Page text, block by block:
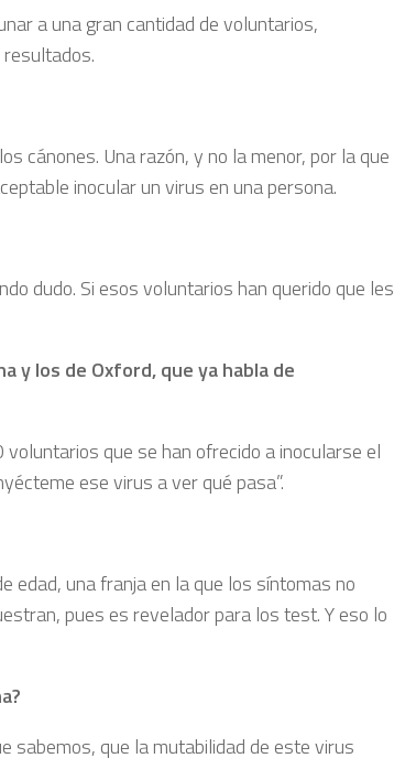
a una gran cantidad de voluntarios,
­cánones. Una razón, y no la menor, por la que
­inocular un virus en una persona.
dudo. Si esos voluntarios han querido que les
y los de Oxford, que ya habla de
que se han ofrecido a inocularse el
ese virus a ver qué pasa”.
edad, una franja en la que los síntomas no
pues es revelador para los test. Y eso lo
sabemos, que la mutabilidad de este virus